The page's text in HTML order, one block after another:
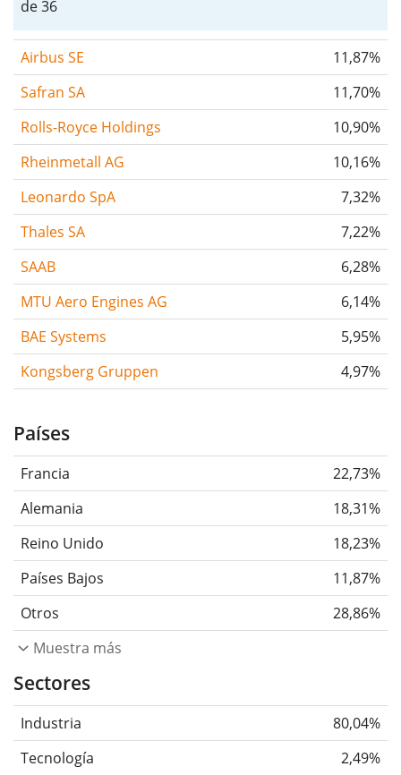
de 36
Airbus SE
11,87%
Safran SA
11,70%
Rolls-Royce Holdings
10,90%
Rheinmetall AG
10,16%
Leonardo SpA
7,32%
Thales SA
7,22%
SAAB
6,28%
MTU Aero Engines AG
6,14%
BAE Systems
5,95%
Kongsberg Gruppen
4,97%
Países
Francia
22,73%
Alemania
18,31%
Reino Unido
18,23%
Países Bajos
11,87%
Otros
28,86%
Muestra más
Sectores
Industria
80,04%
Tecnología
2,49%